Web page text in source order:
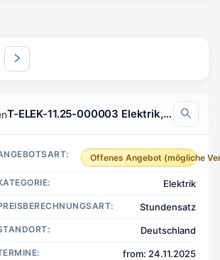
T-ELEK-11.25-000003 Elektrik, Deutschland
Offenes Angebot (mögliche
Elektrik
Stundensatz
Deutschland
from: 24.11.2025